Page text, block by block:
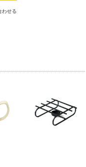
わせる